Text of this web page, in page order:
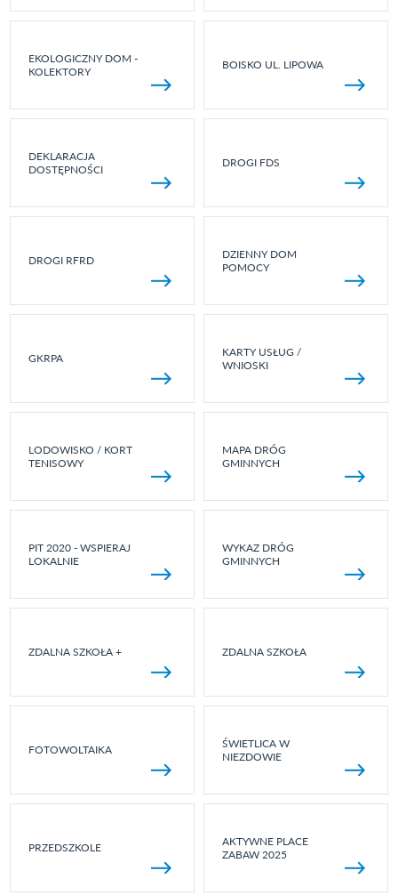
EKOLOGICZNY DOM -
KOLEKTORY
BOISKO UL. LIPOWA
DEKLARACJA
DOSTĘPNOŚCI
DROGI FDS
DROGI RFRD
DZIENNY DOM
POMOCY
GKRPA
KARTY USŁUG /
WNIOSKI
LODOWISKO / KORT
TENISOWY
MAPA DRÓG
GMINNYCH
PIT 2020 - WSPIERAJ
LOKALNIE
WYKAZ DRÓG
GMINNYCH
ZDALNA SZKOŁA + ZDALNA SZKOŁA
FOTOWOLTAIKA
ŚWIETLICA W
NIEZDOWIE
PRZEDSZKOLE
AKTYWNE PLACE
ZABAW 2025